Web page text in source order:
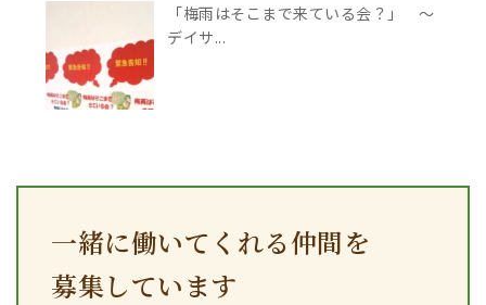
「梅雨はそこまで来ている会？」 ～
デイサ...
一緒に働いてくれる仲間を
募集しています